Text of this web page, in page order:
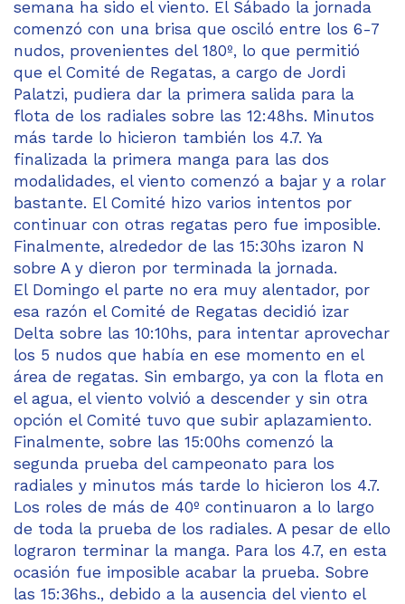
semana ha sido el viento. El Sábado la jornada
comenzó con una brisa que osciló entre los 6-7
nudos, provenientes del 180º, lo que permitió
que el Comité de Regatas, a cargo de Jordi
Palatzi, pudiera dar la primera salida para la
flota de los radiales sobre las 12:48hs. Minutos
más tarde lo hicieron también los 4.7. Ya
finalizada la primera manga para las dos
modalidades, el viento comenzó a bajar y a rolar
bastante. El Comité hizo varios intentos por
continuar con otras regatas pero fue imposible.
Finalmente, alrededor de las 15:30hs izaron N
sobre A y dieron por terminada la jornada.
El Domingo el parte no era muy alentador, por
esa razón el Comité de Regatas decidió izar
Delta sobre las 10:10hs, para intentar aprovechar
los 5 nudos que había en ese momento en el
área de regatas. Sin embargo, ya con la flota en
el agua, el viento volvió a descender y sin otra
opción el Comité tuvo que subir aplazamiento.
Finalmente, sobre las 15:00hs comenzó la
segunda prueba del campeonato para los
radiales y minutos más tarde lo hicieron los 4.7.
Los roles de más de 40º continuaron a lo largo
de toda la prueba de los radiales. A pesar de ello
lograron terminar la manga. Para los 4.7, en esta
ocasión fue imposible acabar la prueba. Sobre
las 15:36hs., debido a la ausencia del viento el